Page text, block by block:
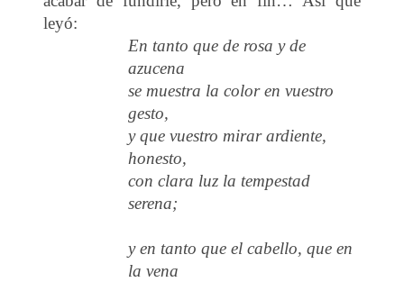
leyó:
En tanto que de rosa y de
azucena
se muestra la color en vuestro
gesto,
y que vuestro mirar ardiente,
honesto,
con clara luz la tempestad
serena;
y en tanto que el cabello, que en
la vena